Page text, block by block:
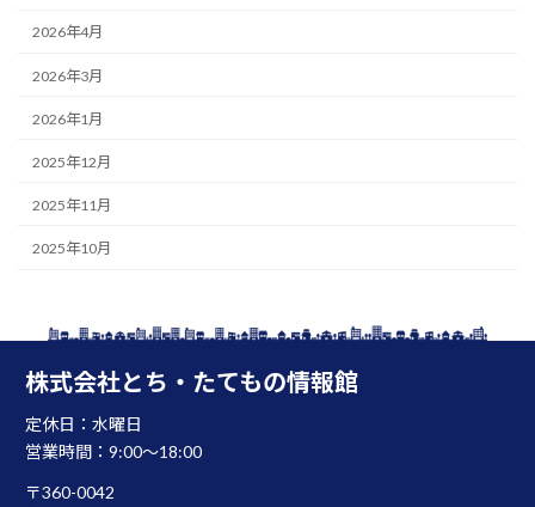
2026年4月
2026年3月
2026年1月
2025年12月
2025年11月
2025年10月
株式会社とち・たてもの情報館
定休日：水曜日
営業時間：9:00～18:00
〒360-0042